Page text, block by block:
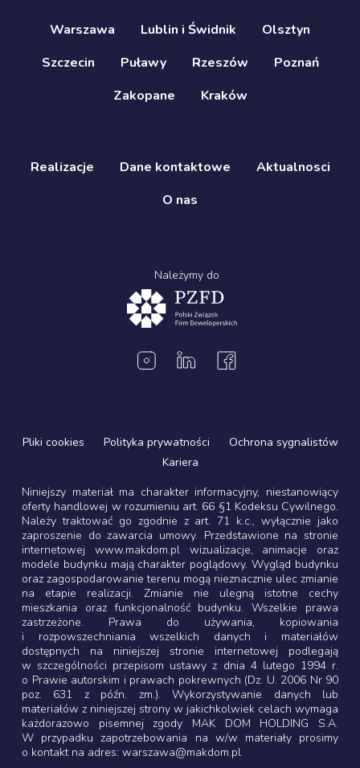
Warszawa Lublin i Świdnik
Olsztyn
Szczecin
Puławy Rzeszów
Poznań
Zakopane
Kraków
Realizacje Dane kontaktowe
Aktualnosci
O nas
Należymy do
Pliki cookies Polityka prywatności
Ochrona sygnalistów
Kariera
Niniejszy materiał ma charakter informacyjny, niestanowiący
oferty handlowej w rozumieniu art. 66 §1 Kodeksu Cywilnego.
Należy traktować go zgodnie z art. 71 k.c., wyłącznie jako
zaproszenie do zawarcia umowy. Przedstawione na stronie
internetowej www.makdom.pl wizualizacje, animacje oraz
modele budynku mają charakter poglądowy. Wygląd budynku
oraz zagospodarowanie terenu mogą nieznacznie ulec zmianie
na etapie realizacji. Zmianie nie ulegną istotne cechy
mieszkania oraz funkcjonalność budynku. Wszelkie prawa
zastrzeżone. Prawa do używania, kopiowania
i rozpowszechniania wszelkich danych i materiałów
dostępnych na niniejszej stronie internetowej podlegają
w szczególności przepisom ustawy z dnia 4 lutego 1994 r.
o Prawie autorskim i prawach pokrewnych (Dz. U. 2006 Nr 90
poz. 631 z późn. zm.). Wykorzystywanie danych lub
materiałów z niniejszej strony w jakichkolwiek celach wymaga
każdorazowo pisemnej zgody MAK DOM HOLDING S.A.
W przypadku zapotrzebowania na w/w materiały prosimy
o kontakt na adres: warszawa@makdom.pl